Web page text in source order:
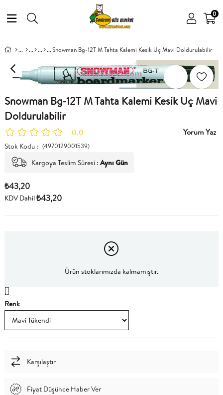
0
Snowman Bg-12T M Tahta Kalemi Kesik Uç Mavi Doldurulabilir
Snowman Bg-12T M Tahta Kalemi Kesik Uç Mavi
Doldurulabilir
0.0 Yorum Yaz
Stok Kodu (4970129001539)
Kargoya Teslim Süresi : Aynı Gün
₺43,20
KDV Dahil₺43,20
Ürün stoklarımızda kalmamıştır.
[]
Renk
Karşılaştır
Fiyat Düşünce Haber Ver